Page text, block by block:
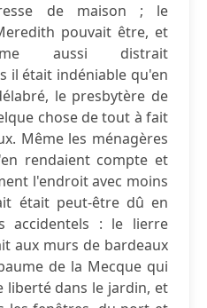
de maison ; le
pouvait être, et
aussi distrait
il était indéniable qu'en
le presbytère de
chose de tout à fait
Même les ménagères
rendaient compte et
l'endroit avec moins
était peut-être dû en
accidentels : le lierre
aux murs de bardeaux
de la Mecque qui
dans le jardin, et